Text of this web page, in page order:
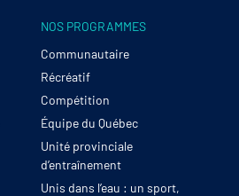
NOS PROGRAMMES
Communautaire
Récréatif
Compétition
Équipe du Québec
Unité provinciale
d’entraînement
Unis dans l’eau : un sport,